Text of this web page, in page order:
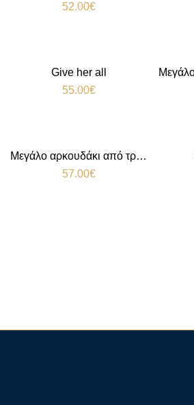
52.00€
Give her all
55.00€
Μεγάλο αρκουδάκι από τριαντάφυλλα Red
57.00€